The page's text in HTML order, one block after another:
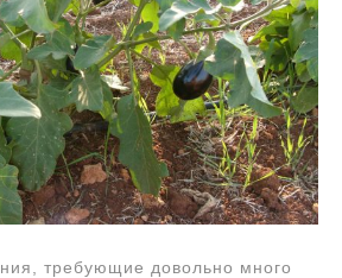
требующие довольно много